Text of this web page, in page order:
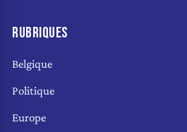
RUBRIQUES
Belgique
Politique
Europe